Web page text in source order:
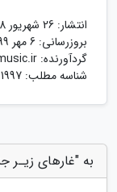
انتشار: 26 شهریور 1398
بروزرسانی: 6 مهر 1399
گردآورنده:
شناسه مطلب: 1997
به "غارهای زیـر